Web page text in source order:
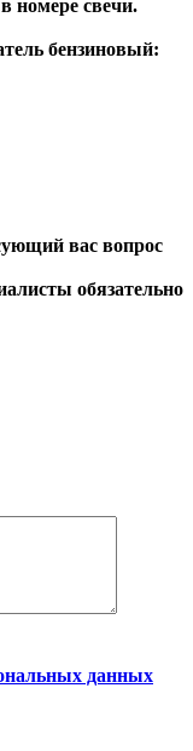
номере свечи.
бензиновый:
вас вопрос
обязательно
данных